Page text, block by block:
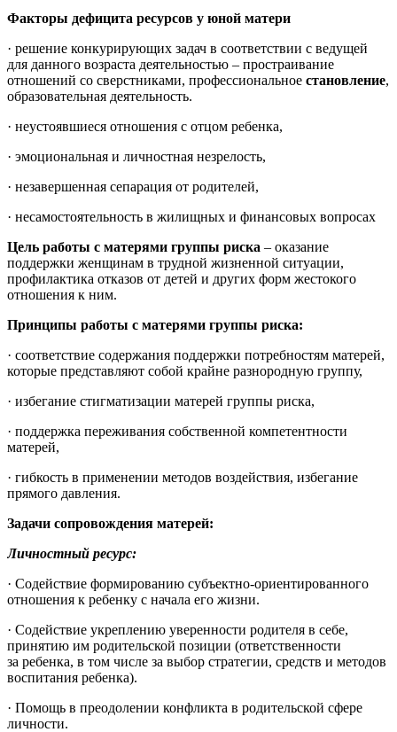
Факторы дефицита ресурсов у юной матери
· решение конкурирующих задач в соответствии с ведущей
для данного возраста деятельностью – простраивание
отношений со сверстниками, профессиональное становление,
образовательная деятельность.
· неустоявшиеся отношения с отцом ребенка,
· эмоциональная и личностная незрелость,
· незавершенная сепарация от родителей,
· несамостоятельность в жилищных и финансовых вопросах
Цель работы с матерями группы риска – оказание
поддержки женщинам в трудной жизненной ситуации,
профилактика отказов от детей и других форм жестокого
отношения к ним.
Принципы работы с матерями группы риска:
· соответствие содержания поддержки потребностям матерей,
которые представляют собой крайне разнородную группу,
· избегание стигматизации матерей группы риска,
· поддержка переживания собственной компетентности
матерей,
· гибкость в применении методов воздействия, избегание
прямого давления.
Задачи сопровождения матерей:
Личностный ресурс:
· Содействие формированию субъектно-ориентированного
отношения к ребенку с начала его жизни.
· Содействие укреплению уверенности родителя в себе,
принятию им родительской позиции (ответственности
за ребенка, в том числе за выбор стратегии, средств и методов
воспитания ребенка).
· Помощь в преодолении конфликта в родительской сфере
личности.